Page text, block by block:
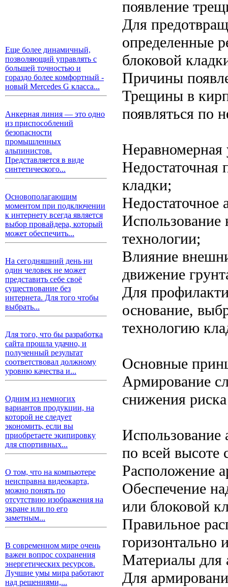
Еще более динамичный,
позволяющий управлять с
большей точностью и
гораздо более комфортный -
новый Mercedes G класса...
Анкерная линия — это одно
из приспособлений
безопасности
промышленных
альпинистов.
Представляется в виде
синтетического...
Основополагающим
моментом при подключении
к интернету всегда является
выбор провайдера, который
может обеспечить...
На сегодняшний день ни
один человек не может
представить себе своё
существование без
интернета. Для того чтобы
выбрать...
Для того, что бы разработка
сайта прошла удачно, и
полученный результат
соответствовал должному
уровню качества и...
Одним из немногих
вариантов продукции, на
которой не следует
экономить, если вы
приобретаете экипировку
для спортивных...
О том, что на компьютере
неисправна видеокарта,
можно понять по
отсутствию изображения на
экране или по его
заметным...
В современном мире очень
важен вопрос сохранения
энергетических ресурсов.
Лучшие умы мира работают
над решениями,...
появление
Для
определенные
блоковой
Причины
Трещины в
появляться по
Неравномерная
Недостаточная
кладки;
Недостаточное
технологии;
Влияние
движение
Для
основание,
технологию
Основные
Армирование
снижения
Использование
по всей высоте
Расположение
Обеспечение
или блоковой
Правильное
горизонтально
Материалы для
Для